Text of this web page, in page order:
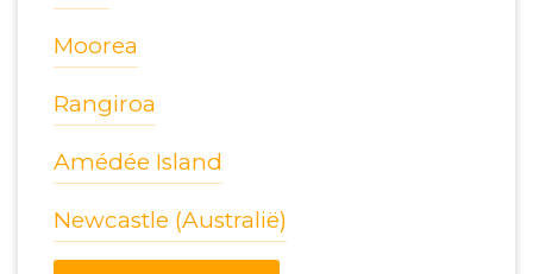
Moorea
Rangiroa
Amédée Island
Newcastle (Australië)